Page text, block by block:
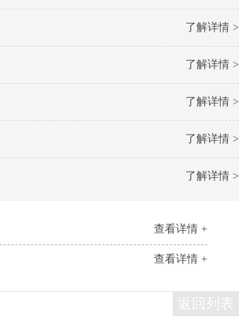
了解详情 >
了解详情 >
了解详情 >
了解详情 >
了解详情 >
查看详情 +
查看详情 +
返回列表